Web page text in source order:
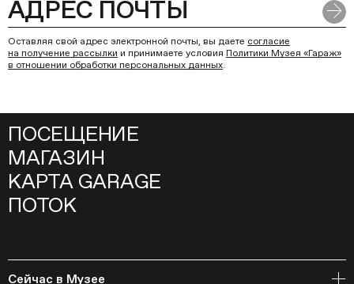
Оставляя свой адрес электронной почты, вы даете согласие
на получение рассылки и принимаете условия Политики Музея «Гараж»
в отношении обработки персональных данных.
ПОСЕЩЕНИЕ
МАГАЗИН
КАРТА GARAGE
ПОТОК
Сейчас в Музее